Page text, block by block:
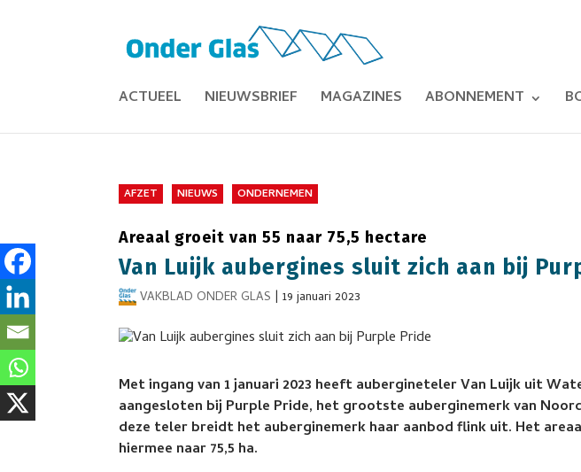
ACTUEEL NIEUWSBRIEF MAGAZINES ABONNEMENT
AFZET NIEUWS ONDERNEMEN
Areaal groeit van 55 naar 75,5 hectare
Van Luijk aubergines sluit zich aan bij
VAKBLAD ONDER GLAS |19 januari 2023
Met ingang van 1 januari 2023 heeft aubergineteler Van Luijk uit
aangesloten bij Purple Pride, het grootste auberginemerk van
deze teler breidt het auberginemerk haar aanbod flink uit. Het
hiermee naar 75,5 ha.